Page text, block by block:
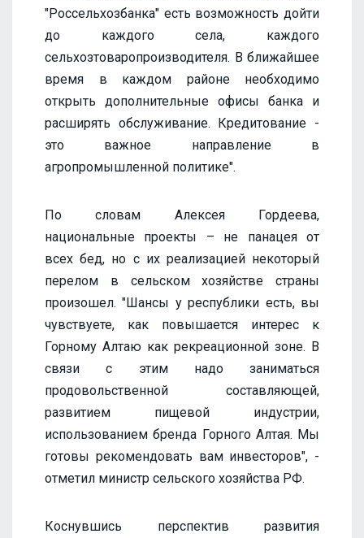
"Россельхозбанка" есть возможность дойти
до каждого села, каждого
сельхозтоваропроизводителя. В ближайшее
время в каждом районе необходимо
открыть дополнительные офисы банка и
расширять обслуживание. Кредитование -
это важное направление в
агропромышленной политике".
По словам Алексея Гордеева,
национальные проекты – не панацея от
всех бед, но с их реализацией некоторый
перелом в сельском хозяйстве страны
произошел. "Шансы у республики есть, вы
чувствуете, как повышается интерес к
Горному Алтаю как рекреационной зоне. В
связи с этим надо заниматься
продовольственной составляющей,
развитием пищевой индустрии,
использованием бренда Горного Алтая. Мы
готовы рекомендовать вам инвесторов", -
отметил министр сельского хозяйства РФ.
Коснувшись перспектив развития